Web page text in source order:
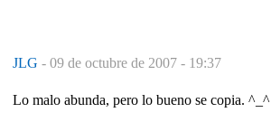
JLG - 09 de octubre de 2007 - 19:37
Lo malo abunda, pero lo bueno se copia. ^_^